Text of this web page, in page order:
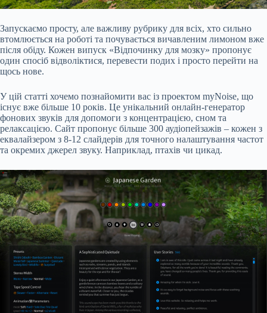
Запускаємо просту, але важливу рубрику для всіх, хто сильно
втомлюється на роботі та почувається вичавленим лимоном вже
після обіду. Кожен випуск «Відпочинку для мозку» пропонує
один спосіб відволіктися, перевести подих і просто перейти на
щось нове.
У цій статті хочемо познайомити вас із проектом myNoise, що
існує вже більше 10 років. Це унікальний онлайн-генератор
фонових звуків для допомоги з концентрацією, сном та
релаксацією. Сайт пропонує більше 300 аудіопейзажів – кожен з
еквалайзером з 8-12 слайдерів для точного налаштування частот
та окремих джерел звуку. Наприклад, птахів чи цикад.